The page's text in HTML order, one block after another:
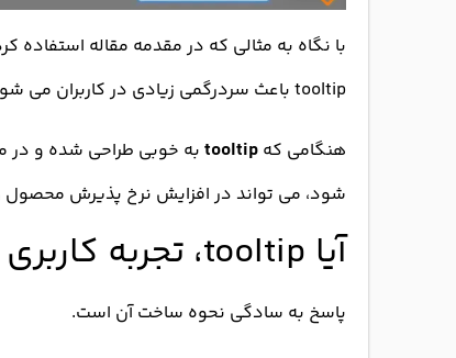
با نگاه به مثالی که در مقدمه مقاله استفاده
tooltip باعث سردرگمی زیادی در کاربران می شود.
هنگامی که tooltip به خوبی طراحی شده و در
شود، می تواند در افزایش نرخ پذیرش محصول و
آیا tooltip، تجربه کاربری خوبی است؟
پاسخ به سادگی نحوه ساخت آن است.